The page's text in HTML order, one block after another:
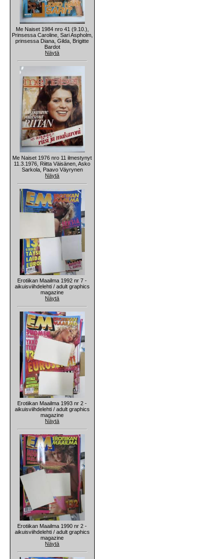
Me Naiset 1984 nro 41 (9.10.),
Prinsessa Caroline, Sari Aspholm,
prinsessa Diana, Gilda, Brigitte
Bardot
Näytä
Me Naiset 1976 nro 11 ilmestynyt
11.3.1976, Riitta Väisänen, Asko
Sarkola, Paavo Väyrynen
Näytä
Erotiikan Maailma 1992 nr 7 -
aikuisviihdelehti / adult graphics
magazine
Näytä
Erotiikan Maailma 1993 nr 2 -
aikuisviihdelehti / adult graphics
magazine
Näytä
Erotiikan Maailma 1990 nr 2 -
aikuisviihdelehti / adult graphics
magazine
Näytä